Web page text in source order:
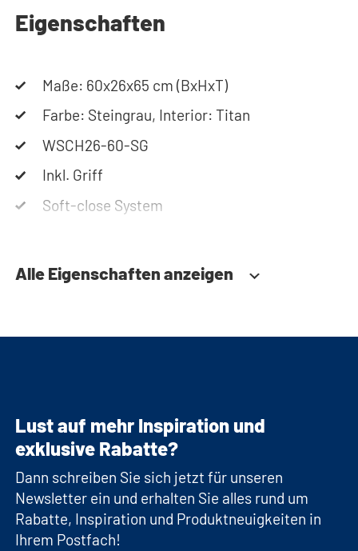
Eigenschaften
Maße: 60x26x65 cm (BxHxT)
Farbe: Steingrau, Interior: Titan
WSCH26-60-SG
Inkl. Griff
Soft-close System
Alle Eigenschaften anzeigen
Lust auf mehr Inspiration und
exklusive Rabatte?
Dann schreiben Sie sich jetzt für unseren
Newsletter ein und erhalten Sie alles rund um
Rabatte, Inspiration und Produktneuigkeiten in
Ihrem Postfach!